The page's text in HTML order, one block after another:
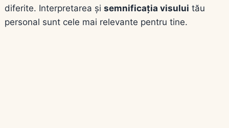
diferite. Interpretarea și semnificația visului tău
personal sunt cele mai relevante pentru tine.